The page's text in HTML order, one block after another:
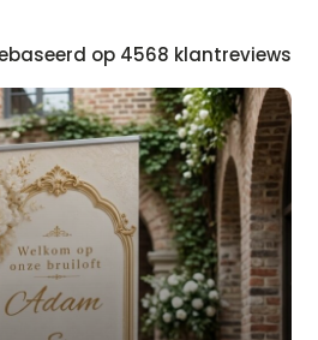
op 4568 klantreviews